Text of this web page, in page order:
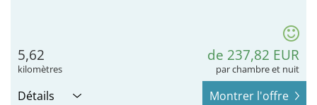
5,62
kilomètres
de 237,82 EUR
par chambre et nuit
Détails Montrer l'offre